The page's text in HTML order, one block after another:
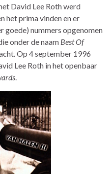
David Lee Roth werd
het prima vinden en er
goede) nummers opgenomen
onder de naam Best Of
Op 4 september 1996
Lee Roth in het openbaar
.